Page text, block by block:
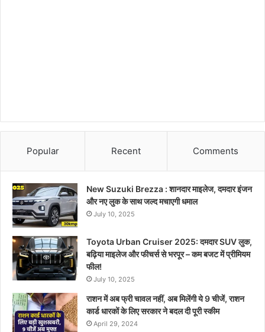
Popular Recent Comments
New Suzuki Brezza : शानदार माइलेज, दमदार इंजन
और नए लुक के साथ जल्द मचाएगी धमाल
July 10, 2025
Toyota Urban Cruiser 2025: दमदार SUV लुक,
बढ़िया माइलेज और फीचर्स से भरपूर – कम बजट में प्रीमियम
फील!
July 10, 2025
राशन में अब फ्री चावल नहीं, अब मिलेंगी ये 9 चीजें, राशन
कार्ड धारकों के लिए सरकार ने बदल दी पूरी स्कीम
April 29, 2024